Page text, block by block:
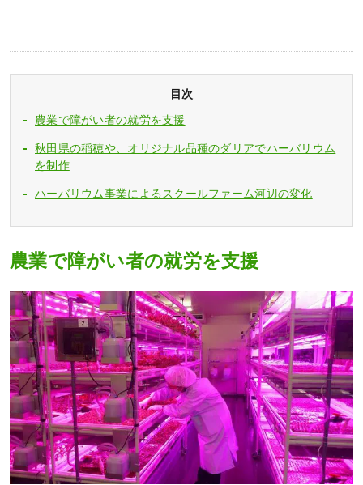
目次
農業で障がい者の就労を支援
秋田県の稲穂や、オリジナル品種のダリアでハーバリウム
を制作
ハーバリウム事業によるスクールファーム河辺の変化
農業で障がい者の就労を支援